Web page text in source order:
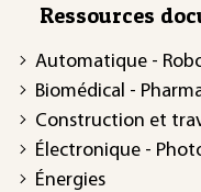
Ressources
Automatique -
Biomédical -
Construction et
Électronique -
Énergies